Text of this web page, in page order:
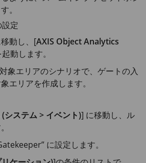
。
定
動し、[AXIS Object Analytics
動します。
象エリアのシナリオで、ゲートの入
エリアを作成します。
システム > イベント)] に移動し、ル
に設定します。